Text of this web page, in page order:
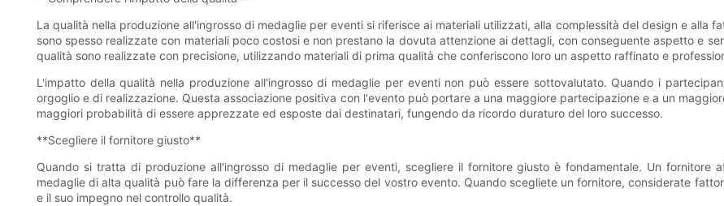
La qualità nella produzione all'ingrosso di medaglie per eventi si riferisce ai materiali utilizzati, alla complessità del design e alla
sono spesso realizzate con materiali poco costosi e non prestano la dovuta attenzione ai dettagli, con conseguente aspetto e
qualità sono realizzate con precisione, utilizzando materiali di prima qualità che conferiscono loro un aspetto raffinato e
L'impatto della qualità nella produzione all'ingrosso di medaglie per eventi non può essere sottovalutato. Quando i
orgoglio e di realizzazione. Questa associazione positiva con l'evento può portare a una maggiore partecipazione e a un
maggiori probabilità di essere apprezzate ed esposte dai destinatari, fungendo da ricordo duraturo del loro successo.
**Scegliere il fornitore giusto**
Quando si tratta di produzione all'ingrosso di medaglie per eventi, scegliere il fornitore giusto è fondamentale. Un fornitore
medaglie di alta qualità può fare la differenza per il successo del vostro evento. Quando scegliete un fornitore, considerate
e il suo impegno nel controllo qualità.